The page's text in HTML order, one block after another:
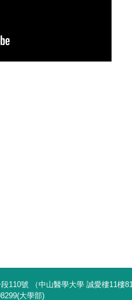
110號 （中山醫學大學 誠愛樓11樓
大學部)